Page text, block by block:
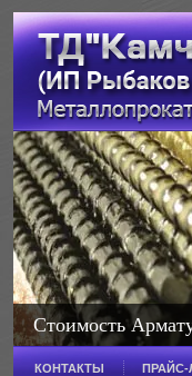
Стоимость
КОНТАКТЫ ПРАЙС-